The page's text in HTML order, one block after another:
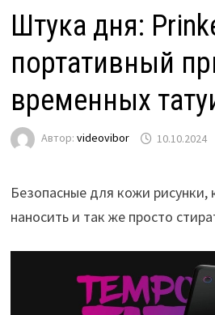
Штука дня:
портативный
временных
Автор: videovibor 10.10.2024
Безопасные для кожи рисунки,
наносить и так же просто